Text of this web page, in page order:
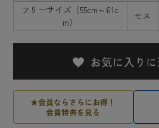
フリーサイズ（55cm～61c
m）
モス
★会員ならさらにお得！
会員特典を見る